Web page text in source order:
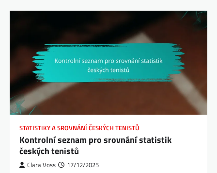
STATISTIKY A SROVNÁNÍ ČESKÝCH TENISTŮ
Kontrolní seznam pro srovnání statistik
českých tenistů
Clara Voss 17/12/2025